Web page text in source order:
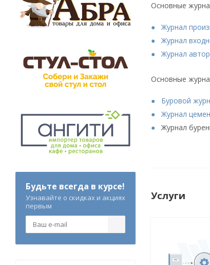
Основные
Журнал
Журнал
Журнал
Основные
Буровой
Журнал
Журнал
Услуги
Будьте всегда в курсе!
Узнавайте о скидках и акциях
первым